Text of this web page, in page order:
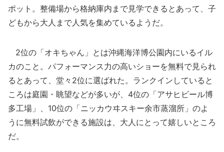
ポット。整備場から格納庫内まで見学できるとあって、子
どもから大人まで人気を集めているようだ。
2位の「オキちゃん」とは沖縄海洋博公園内にいるイル
カのこと。パフォーマンス力の高いショーを無料で見られ
るとあって、堂々2位に選ばれた。ランクインしていると
ころは庭園・眺望などが多いが、4位の「アサヒビール博
多工場」、10位の「ニッカウヰスキー余市蒸溜所」のよ
うに無料試飲ができる施設は、大人にとって嬉しいところ
だ。